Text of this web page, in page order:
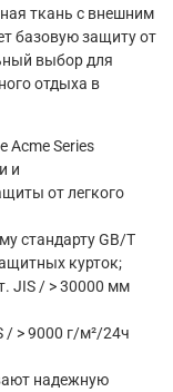
ткань с внешним
базовую защиту от
выбор для
отдыха в
Acme Series
и
от легкого
стандарту GB/T
курток;
JIS / > 30000 мм
/ > 9000 г/м²/24ч
надежную